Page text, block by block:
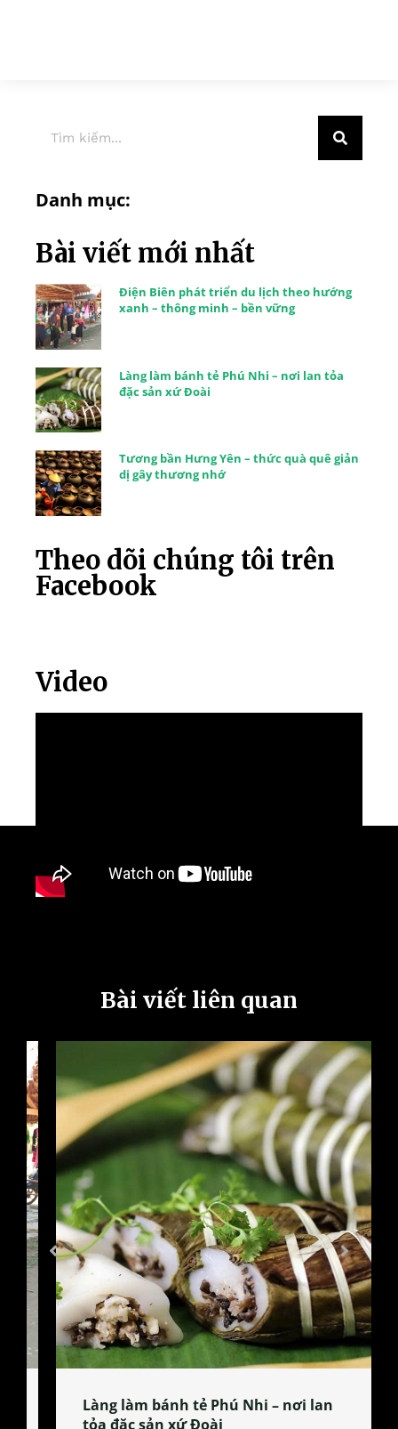
Danh mục:
Bài viết mới nhất
Điện Biên phát triển du lịch theo hướng
xanh – thông minh – bền vững
Làng làm bánh tẻ Phú Nhi – nơi lan tỏa
đặc sản xứ Đoài
Tương bần Hưng Yên – thức quà quê giản
dị gây thương nhớ
Theo dõi chúng tôi trên
Facebook
Video
Bài viết liên quan
Làng làm bánh tẻ Phú Nhi – nơi lan
tỏa đặc sản xứ Đoài